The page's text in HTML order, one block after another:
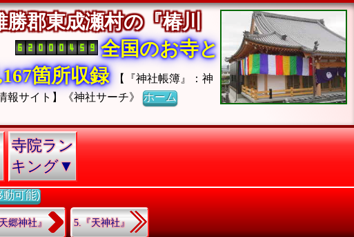
勝郡東成瀬村の『椿川
全国のお寺と
箇所収録
【『神社帳簿』：神
報サイト】《神社サーチ》ホーム
寺院ラン
キング▼
動可能)
郷神社』 5.『天神社』